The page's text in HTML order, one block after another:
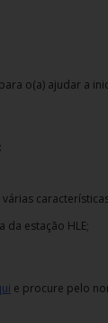
o(a) ajudar a
estação HLE;
e procure pelo